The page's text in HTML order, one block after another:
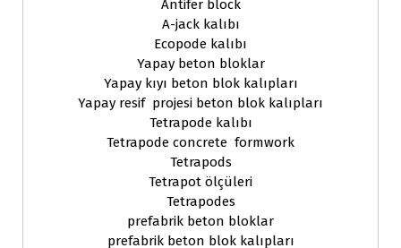
Antifer block
A-jack kalıbı
Ecopode kalıbı
Yapay beton bloklar
Yapay kıyı beton blok kalıpları
Yapay resif projesi beton blok kalıpları
Tetrapode kalıbı
Tetrapode concrete formwork
Tetrapods
Tetrapot ölçüleri
Tetrapodes
prefabrik beton bloklar
prefabrik beton blok kalıpları